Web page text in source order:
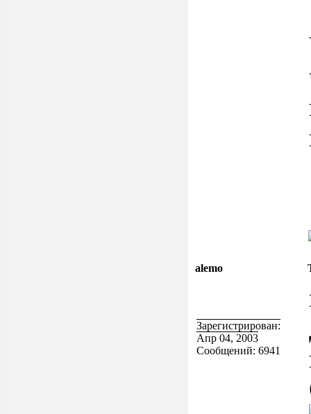
alemo
Зарегистрирован:
Апр 04, 2003
Сообщений: 6941